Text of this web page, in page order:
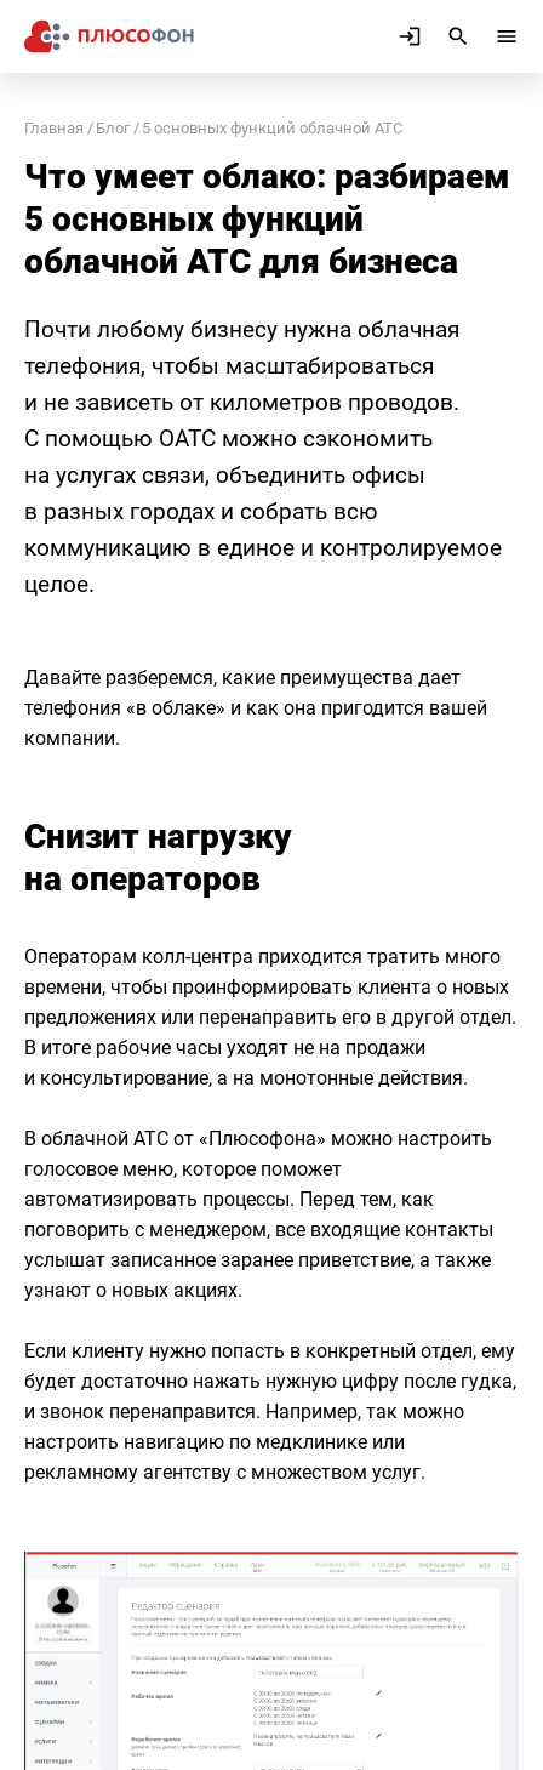
Главная Блог 5 основных функций облачной АТС
Что умеет облако: разбираем
5 основных функций
облачной АТС для бизнеса
Почти любому бизнесу нужна облачная
телефония, чтобы масштабироваться
и не зависеть от километров проводов.
С помощью ОАТС можно сэкономить
на услугах связи, объединить офисы
в разных городах и собрать всю
коммуникацию в единое и контролируемое
целое.
Давайте разберемся, какие преимущества дает
телефония «в облаке» и как она пригодится вашей
компании.
Снизит нагрузку
на операторов
Операторам колл-центра приходится тратить много
времени, чтобы проинформировать клиента о новых
предложениях или перенаправить его в другой отдел.
В итоге рабочие часы уходят не на продажи
и консультирование, а на монотонные действия.
В облачной АТС от «Плюсофона» можно настроить
голосовое меню, которое поможет
автоматизировать процессы. Перед тем, как
поговорить с менеджером, все входящие контакты
услышат записанное заранее приветствие, а также
узнают о новых акциях.
Если клиенту нужно попасть в конкретный отдел, ему
будет достаточно нажать нужную цифру после гудка,
и звонок перенаправится. Например, так можно
настроить навигацию по медклинике или
рекламному агентству с множеством услуг.